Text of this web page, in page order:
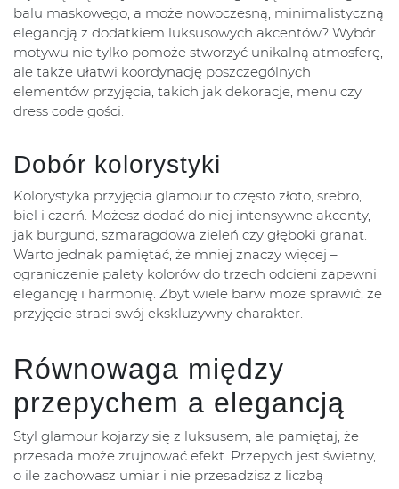
balu maskowego, a może nowoczesną, minimalistyczną
elegancją z dodatkiem luksusowych akcentów? Wybór
motywu nie tylko pomoże stworzyć unikalną atmosferę,
ale także ułatwi koordynację poszczególnych
elementów przyjęcia, takich jak dekoracje, menu czy
dress code gości.
Dobór kolorystyki
Kolorystyka przyjęcia glamour to często złoto, srebro,
biel i czerń. Możesz dodać do niej intensywne akcenty,
jak burgund, szmaragdowa zieleń czy głęboki granat.
Warto jednak pamiętać, że mniej znaczy więcej –
ograniczenie palety kolorów do trzech odcieni zapewni
elegancję i harmonię. Zbyt wiele barw może sprawić, że
przyjęcie straci swój ekskluzywny charakter.
Równowaga między
przepychem a elegancją
Styl glamour kojarzy się z luksusem, ale pamiętaj, że
przesada może zrujnować efekt. Przepych jest świetny,
o ile zachowasz umiar i nie przesadzisz z liczbą